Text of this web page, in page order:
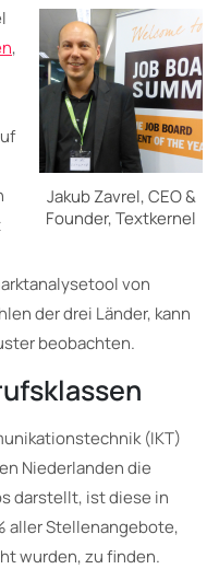
Jakub Zavrel, CEO &
Founder, Textkernel
,
von
der drei Länder, kann
beobachten.
(IKT)
Niederlanden die
darstellt, ist diese in
aller Stellenangebote,
wurden, zu finden.